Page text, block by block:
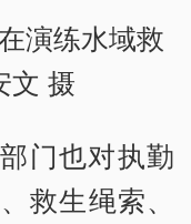
演练水域救
文 摄
门也对执勤
救生绳索、